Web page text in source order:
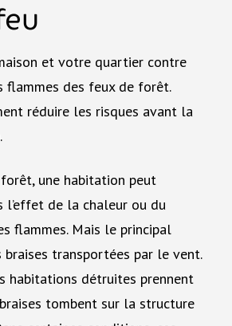
et votre quartier contre
flammes des feux de forêt.
réduire les risques avant la
forêt, une habitation peut
l’effet de la chaleur ou du
flammes. Mais le principal
braises transportées par le vent.
habitations détruites prennent
tombent sur la structure